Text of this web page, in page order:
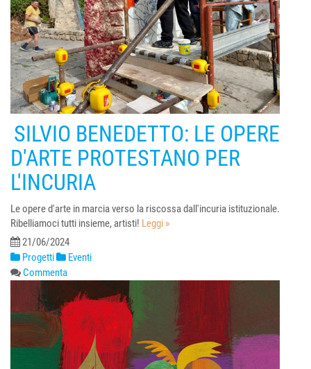
SILVIO BENEDETTO: LE OPERE
D'ARTE PROTESTANO PER
L'INCURIA
Le opere d'arte in marcia verso la riscossa dall'incuria istituzionale.
Ribelliamoci tutti insieme, artisti! Leggi »
21/06/2024
Progetti
Eventi
Commenta